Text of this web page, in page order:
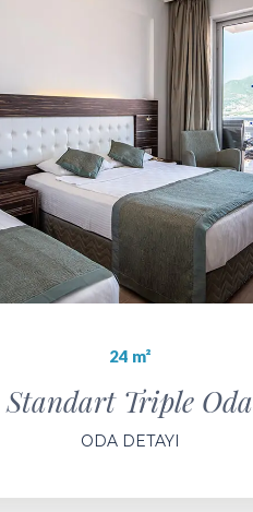
24 m²
Standart Triple Oda
ODA DETAYI